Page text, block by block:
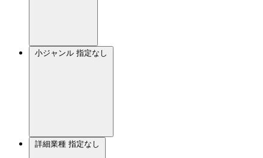
小ジャンル 指定なし
詳細業種 指定なし